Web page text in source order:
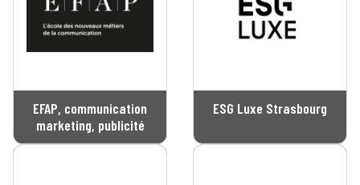
EFAP, communication
marketing, publicité
ESG Luxe Strasbourg